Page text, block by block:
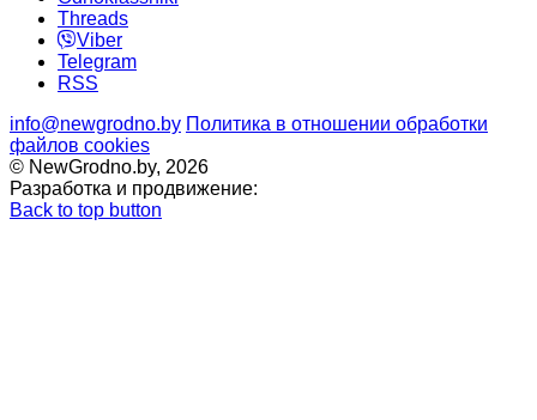
Threads
Viber
Telegram
RSS
info@newgrodno.by Политика в отношении обработки
файлов cookies
© NewGrodno.by, 2026
Разработка и продвижение:
Back to top button